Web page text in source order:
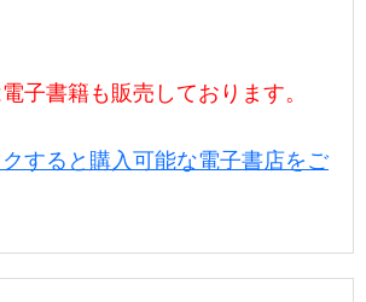
子書籍も販売しております。
すると購入可能な電子書店をご